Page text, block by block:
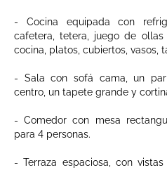
- Cocina equipada con
cafetera, tetera, juego de
cocina, platos, cubiertos, vasos,
- Sala con sofá cama, un
centro, un tapete grande y
- Comedor con mesa
para 4 personas.
- Terraza espaciosa, con